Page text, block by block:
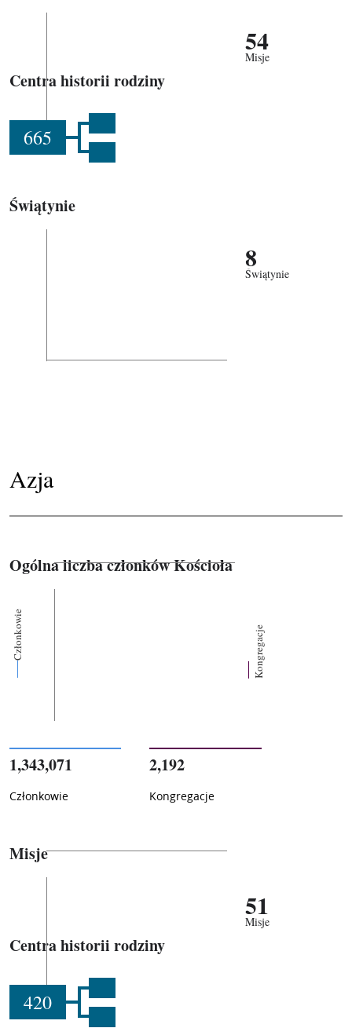
54
Misje
Centra historii rodziny
665
Świątynie
8
Świątynie
Azja
Ogólna liczba członków Kościoła
Członkowie Kongregacje
1,343,071
Członkowie
2,192
Kongregacje
Misje
51
Misje
Centra historii rodziny
420